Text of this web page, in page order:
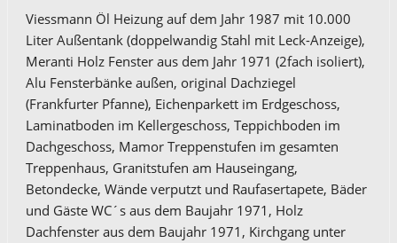
Viessmann Öl Heizung auf dem Jahr 1987 mit 10.000
Liter Außentank (doppelwandig Stahl mit Leck-Anzeige),
Meranti Holz Fenster aus dem Jahr 1971 (2fach isoliert),
Alu Fensterbänke außen, original Dachziegel
(Frankfurter Pfanne), Eichenparkett im Erdgeschoss,
Laminatboden im Kellergeschoss, Teppichboden im
Dachgeschoss, Mamor Treppenstufen im gesamten
Treppenhaus, Granitstufen am Hauseingang,
Betondecke, Wände verputzt und Raufasertapete, Bäder
und Gäste WC´s aus dem Baujahr 1971, Holz
Dachfenster aus dem Baujahr 1971, Kirchgang unter